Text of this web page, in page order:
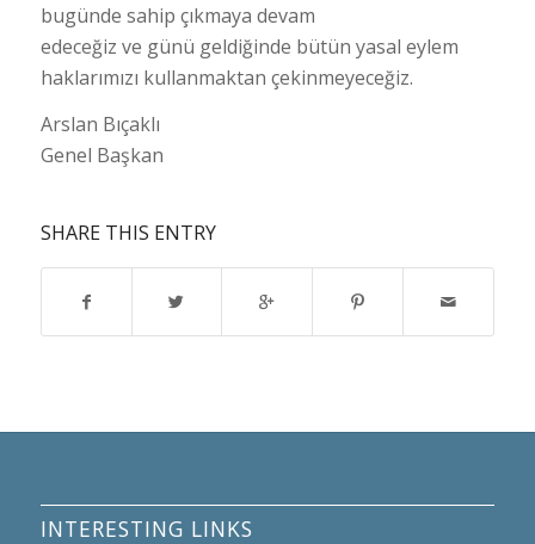
bugünde sahip çıkmaya devam
edeceğiz ve günü geldiğinde bütün yasal eylem
haklarımızı kullanmaktan çekinmeyeceğiz.
Arslan Bıçaklı
Genel Başkan
SHARE THIS ENTRY
INTERESTING LINKS